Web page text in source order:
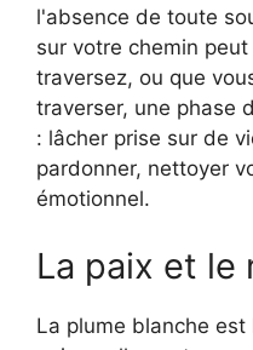
l'absence de toute
sur votre chemin
traversez, ou que
traverser, une phase
: lâcher prise sur de
pardonner, nettoyer
émotionnel.
La paix et le
La plume blanche